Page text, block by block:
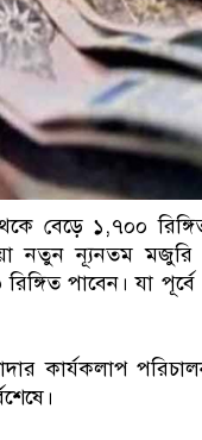
বেড়ে ১,৭০০
নতুন ন্যূনতম
পাবেন। যা
কার্যকলাপ